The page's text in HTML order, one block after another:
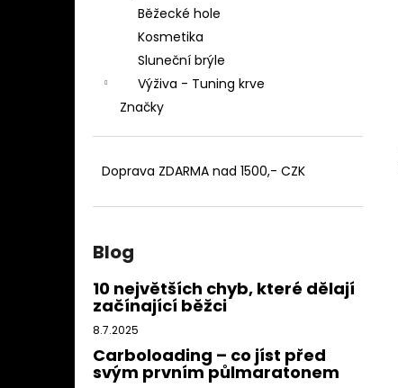
Běžecké hole
Kosmetika
Sluneční brýle
Výživa - Tuning krve
Značky
Doprava ZDARMA nad 1500,- CZK
Blog
10 největších chyb, které dělají
začínající běžci
8.7.2025
Carboloading – co jíst před
svým prvním půlmaratonem